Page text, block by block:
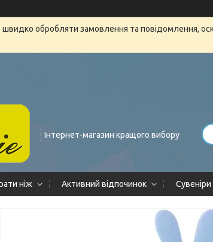
обробляти замовлення та повідомлення,
Інтернет-магазин кращого вибору
ніж Активний відпочинок